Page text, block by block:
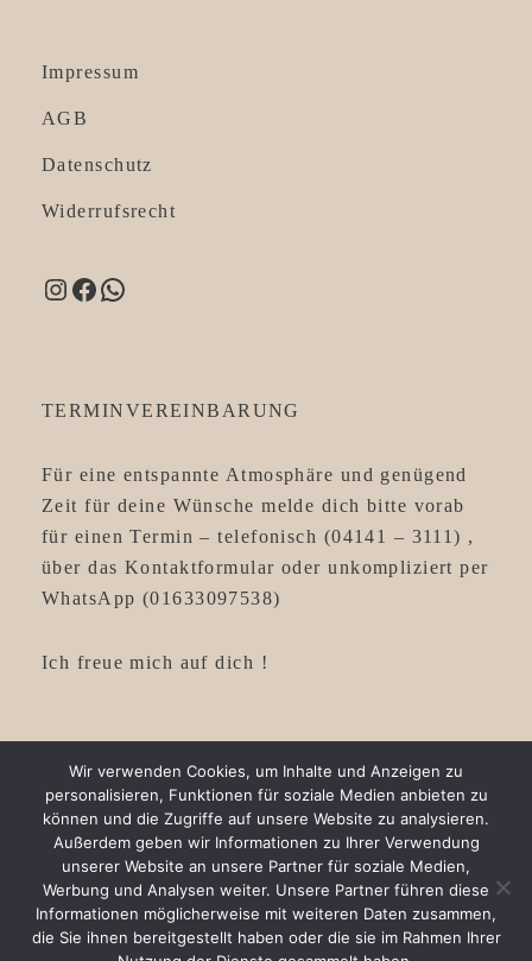
Impressum
AGB
Datenschutz
Widerrufsrecht
Instagram
Facebook
WhatsApp
TERMINVEREINBARUNG
Für eine entspannte Atmosphäre und genügend
Zeit für deine Wünsche melde dich bitte vorab
für einen Termin – telefonisch (04141 – 3111) ,
über das Kontaktformular oder unkompliziert per
WhatsApp (01633097538)
Ich freue mich auf dich !
COPYRIGHT © 2026 . ALL RIGHTS RESERVED. |
Wir verwenden Cookies, um Inhalte und Anzeigen zu
personalisieren, Funktionen für soziale Medien anbieten zu
können und die Zugriffe auf unsere Website zu analysieren.
Außerdem geben wir Informationen zu Ihrer Verwendung
unserer Website an unsere Partner für soziale Medien,
Werbung und Analysen weiter. Unsere Partner führen diese
Informationen möglicherweise mit weiteren Daten zusammen,
die Sie ihnen bereitgestellt haben oder die sie im Rahmen Ihrer